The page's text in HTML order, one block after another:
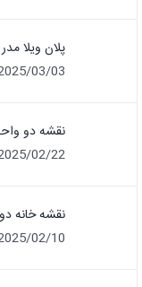
پلان ویلا
03/03
نقشه دو واحدی
02/22
نقشه خانه
02/10